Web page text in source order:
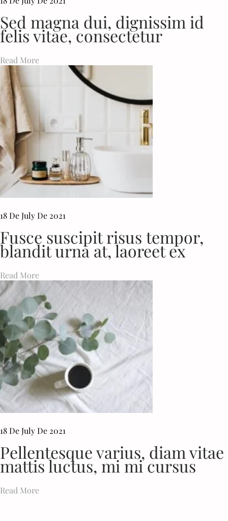
U
I
S
Ff
I
U
R
O
L
O
R
U
V
N
A
R
E
C
Sed magna dui, dignissim id
felis vitae, consectetur
Read More
18 De July De 2021
Fusce suscipit risus tempor,
blandit urna at, laoreet ex
Read More
18 De July De 2021
Pellentesque varius, diam vitae
mattis luctus, mi mi cursus
Read More